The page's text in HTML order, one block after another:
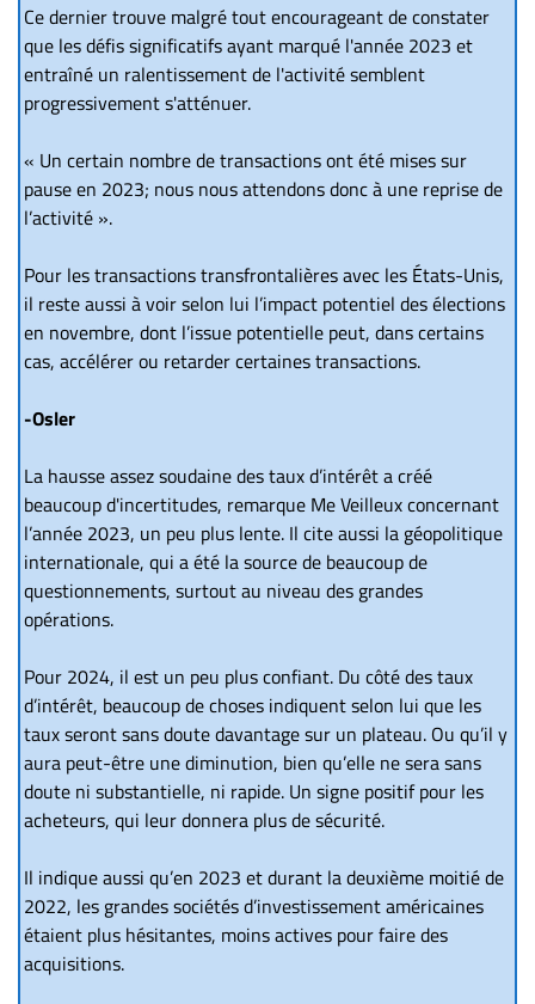
Ce dernier trouve malgré tout encourageant de constater
que les défis significatifs ayant marqué l'année 2023 et
entraîné un ralentissement de l'activité semblent
progressivement s'atténuer.
« Un certain nombre de transactions ont été mises sur
pause en 2023; nous nous attendons donc à une reprise de
l’activité ».
Pour les transactions transfrontalières avec les États-Unis,
il reste aussi à voir selon lui l’impact potentiel des élections
en novembre, dont l’issue potentielle peut, dans certains
cas, accélérer ou retarder certaines transactions.
-Osler
La hausse assez soudaine des taux d’intérêt a créé
beaucoup d'incertitudes, remarque Me Veilleux concernant
l’année 2023, un peu plus lente. Il cite aussi la géopolitique
internationale, qui a été la source de beaucoup de
questionnements, surtout au niveau des grandes
opérations.
Pour 2024, il est un peu plus confiant. Du côté des taux
d’intérêt, beaucoup de choses indiquent selon lui que les
taux seront sans doute davantage sur un plateau. Ou qu’il y
aura peut-être une diminution, bien qu’elle ne sera sans
doute ni substantielle, ni rapide. Un signe positif pour les
acheteurs, qui leur donnera plus de sécurité.
Il indique aussi qu’en 2023 et durant la deuxième moitié de
2022, les grandes sociétés d’investissement américaines
étaient plus hésitantes, moins actives pour faire des
acquisitions.